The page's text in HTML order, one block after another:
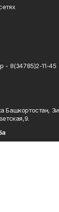
- 8(34785)2-11-45
Башкортостан,